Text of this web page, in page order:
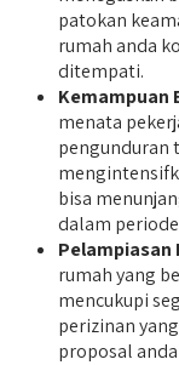
patokan
rumah anda
ditempati.
Kemampuan
menata
pengunduran
bisa
dalam
Pelampiasan
rumah yang
mencukupi
perizinan
proposal